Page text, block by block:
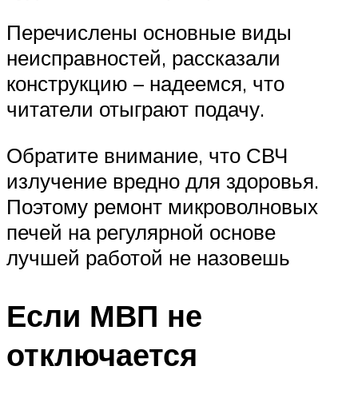
Перечислены основные виды
неисправностей, рассказали
конструкцию – надеемся, что
читатели отыграют подачу.
Обратите внимание, что СВЧ
излучение вредно для здоровья.
Поэтому ремонт микроволновых
печей на регулярной основе
лучшей работой не назовешь
Если МВП не
отключается